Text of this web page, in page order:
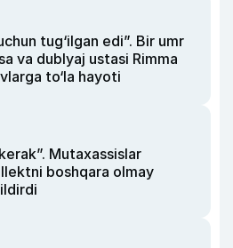
tug‘ilgan edi”. Bir umr
va dublyaj ustasi Rimma
to‘la hayoti
Mutaxassislar
boshqara olmay